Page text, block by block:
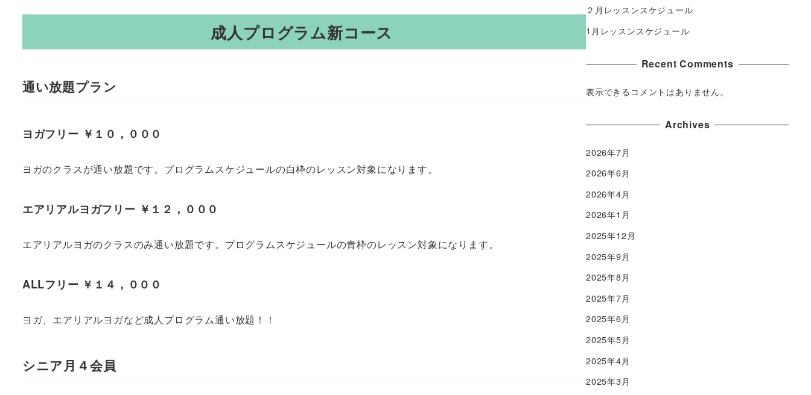
成人プログラム新コース
通い放題プラン
ヨガフリー ￥１０，０００
ヨガのクラスが通い放題です。プログラムスケジュールの白枠のレッスン対象になります。
エアリアルヨガフリー ￥１２，０００
エアリアルヨガのクラスのみ通い放題です。プログラムスケジュールの青枠のレッスン対象になります。
ALLフリー ￥１４，０００
ヨガ、エアリアルヨガなど成人プログラム通い放題！！
シニア月４会員
２月レッスンスケジュール
1月レッスンスケジュール
Recent Comments
表示できるコメントはありません。
Archives
2026年7月
2026年6月
2026年4月
2026年1月
2025年12月
2025年9月
2025年8月
2025年7月
2025年6月
2025年5月
2025年4月
2025年3月